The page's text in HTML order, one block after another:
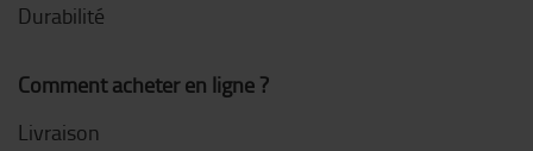
Durabilité
Comment acheter en ligne ?
Livraison